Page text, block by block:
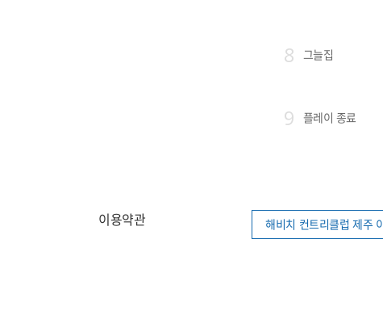
8 그늘집
9 플레이 종료
이용약관 해비치 컨트리클럽 제주